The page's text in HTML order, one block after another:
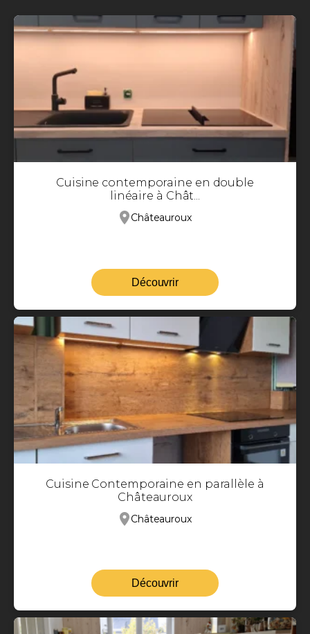
Cuisine contemporaine en double
linéaire à Chât...
Châteauroux
Découvrir
Cuisine Contemporaine en parallèle à
Châteauroux
Châteauroux
Découvrir